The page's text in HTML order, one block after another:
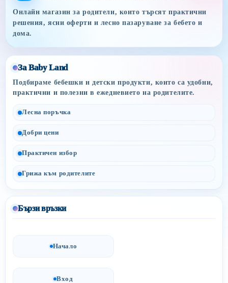
Онлайн магазин за родители, които търсят практични
решения, ясни оферти и лесно пазаруване за бебето и
дома.
За Baby Land
Подбираме бебешки и детски продукти, които са удобни,
практични и полезни в ежедневието на родителите.
Лесна поръчка
Добри цени
Практичен избор
Грижа към родителите
Бързи връзки
Начало
Вход